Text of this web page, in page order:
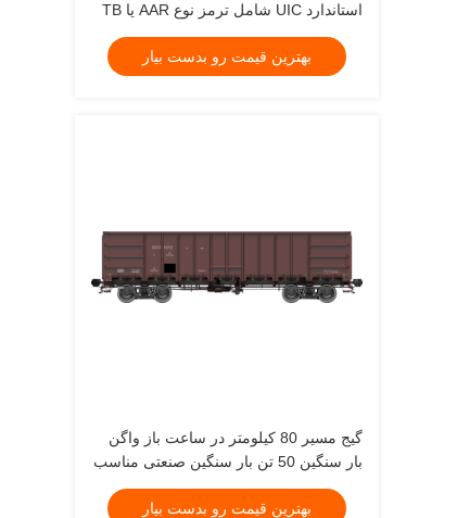
استاندارد UIC شامل ترمز نوع AAR یا TB
استاندارد طراحی شده برای حمل و نقل
فله سنگینبهترین قیمت رو بدست بیار
گیج مسیر 80 کیلومتر در ساعت باز واگن
بار سنگین 50 تن بار سنگین صنعتی مناسب
برای تولید و توزیع
بهترین قیمت رو بدست بیار